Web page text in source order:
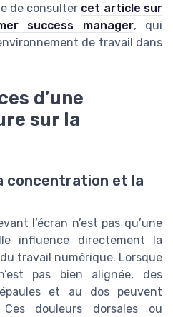
de consulter cet article sur
success manager, qui
de travail dans
d’une
sur la
concentration et la
l’écran n’est pas qu’une
influence directement la
travail numérique. Lorsque
pas bien alignée, des
et au dos peuvent
Ces douleurs dorsales ou